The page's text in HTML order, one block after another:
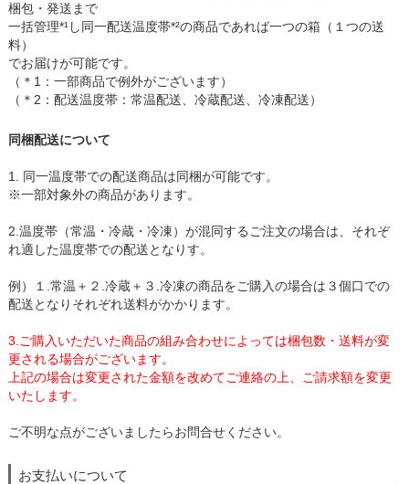
梱包・発送まで
一括管理*¹し同一配送温度帯*²の商品であれば一つの箱（１つの送
料）
でお届けが可能です。
（＊1：一部商品で例外がございます）
（＊2：配送温度帯：常温配送、冷蔵配送、冷凍配送）
同梱配送について
1. 同一温度帯での配送商品は同梱が可能です。
※一部対象外の商品があります。
2.温度帯（常温・冷蔵・冷凍）が混同するご注文の場合は、それぞ
れ適した温度帯での配送となりす。
例）１.常温＋２.冷蔵＋３.冷凍の商品をご購入の場合は３個口での
配送となりそれぞれ送料がかかります。
3.ご購入いただいた商品の組み合わせによっては梱包数・送料が変
更される場合がございます。
上記の場合は変更された金額を改めてご連絡の上、ご請求額を変更
いたします。
ご不明な点がございましたらお問合せください。
お支払いについて